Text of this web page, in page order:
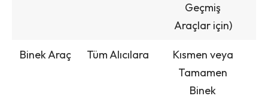
Geçmiş
Araçlar için)
Binek Araç Tüm Alıcılara
Kısmen veya
Tamamen
Binek